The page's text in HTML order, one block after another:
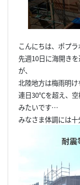
こんにちは、ポプ
先週10日に海開き
が、
北陸地方は梅雨明け
連日30℃を超え、空
みたいです…
みなさま体調には十